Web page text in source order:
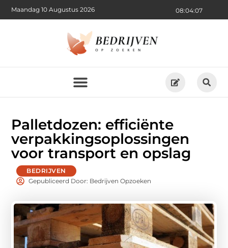
08:04:09
Maandag 10 Augustus 2026
Palletdozen: efficiënte
verpakkingsoplossingen
voor transport en opslag
BEDRIJVEN
Gepubliceerd Door: Bedrijven Opzoeken